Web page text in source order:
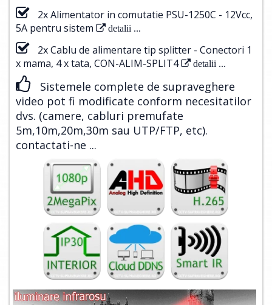
2x Alimentator in comutatie PSU-1250C - 12Vcc,
5A pentru sistem
detalii ...
2x Cablu de alimentare tip splitter - Conectori 1
x mama, 4 x tata, CON-ALIM-SPLIT4
detalii ...
Sistemele complete de supraveghere
video pot fi modificate conform necesitatilor
dvs. (camere, cabluri premufate
5m,10m,20m,30m sau UTP/FTP, etc).
contactati-ne ...